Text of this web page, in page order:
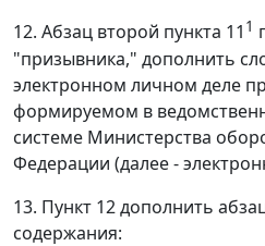
12. Абзац второй пункта 11 1
"призывника," дополнить
электронном личном деле
формируемом в
системе Министерства
Федерации (далее -
13. Пункт 12 дополнить
содержания: